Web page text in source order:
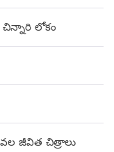
లోకం
జీవిత చిత్రాలు